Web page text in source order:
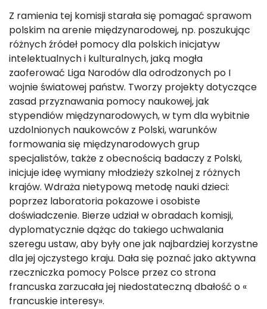
Z ramienia tej komisji starała się pomagać sprawom
polskim na arenie międzynarodowej, np. poszukując
różnych źródeł pomocy dla polskich inicjatyw
intelektualnych i kulturalnych, jaką mogła
zaoferować Liga Narodów dla odrodzonych po I
wojnie światowej państw. Tworzy projekty dotyczące
zasad przyznawania pomocy naukowej, jak
stypendiów międzynarodowych, w tym dla wybitnie
uzdolnionych naukowców z Polski, warunków
formowania się międzynarodowych grup
specjalistów, także z obecnością badaczy z Polski,
inicjuje ideę wymiany młodzieży szkolnej z różnych
krajów. Wdraża nietypową metodę nauki dzieci:
poprzez laboratoria pokazowe i osobiste
doświadczenie. Bierze udział w obradach komisji,
dyplomatycznie dążąc do takiego uchwalania
szeregu ustaw, aby były one jak najbardziej korzystne
dla jej ojczystego kraju. Dała się poznać jako aktywna
rzeczniczka pomocy Polsce przez co strona
francuska zarzucała jej niedostateczną dbałość o «
francuskie interesy».